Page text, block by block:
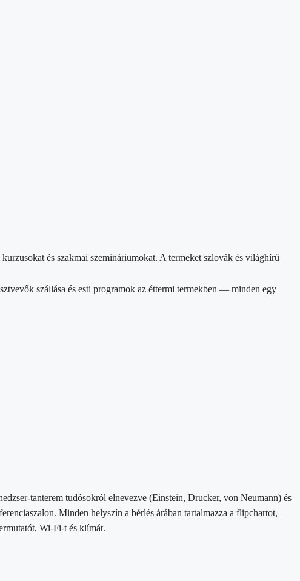
és szakmai szemináriumokat. A termeket szlovák és világhírű
szállása és esti programok az éttermi termekben — minden egy
tanterem tudósokról elnevezve (Einstein, Drucker, von Neumann) és
Minden helyszín a bérlés árában tartalmazza a flipchartot,
Wi-Fi-t és klímát.